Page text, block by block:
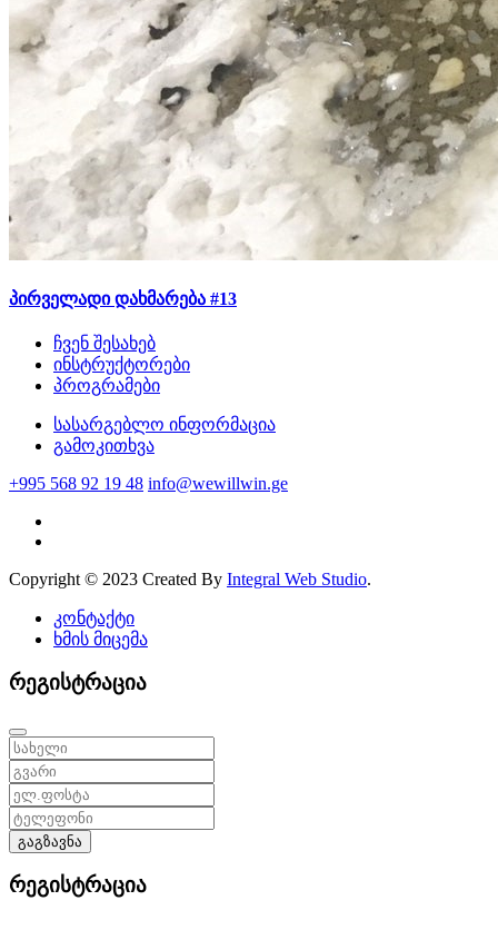
პირველადი დახმარება #13
ჩვენ შესახებ
ინსტრუქტორები
პროგრამები
სასარგებლო ინფორმაცია
გამოკითხვა
+995 568 92 19 48 info@wewillwin.ge
Copyright © 2023 Created By Integral Web Studio.
კონტაქტი
ხმის მიცემა
რეგისტრაცია
გაგზავნა
რეგისტრაცია